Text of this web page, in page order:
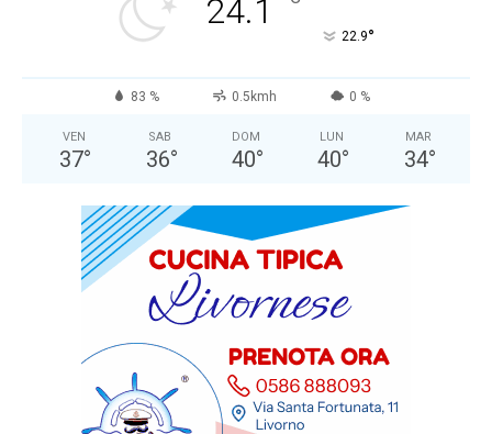
24.1
22.9°
83 % 0.5kmh 0 %
VEN
37°
SAB
36°
DOM
40°
LUN
40°
MAR
34°